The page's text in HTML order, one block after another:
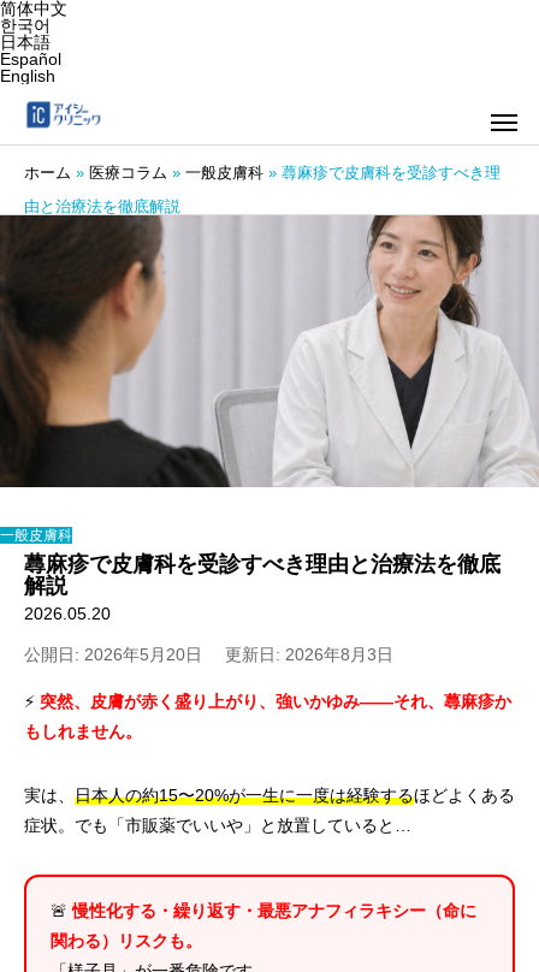
简体中文
한국어
日本語
Español
English
ホーム » 医療コラム » 一般皮膚科 » 蕁麻疹で皮膚科を受診すべき理
由と治療法を徹底解説
一般皮膚科
蕁麻疹で皮膚科を受診すべき理由と治療法を徹底
解説
2026.05.20
公開日: 2026年5月20日 更新日: 2026年8月3日
⚡ 突然、皮膚が赤く盛り上がり、強いかゆみ——それ、蕁麻疹か
もしれません。
実は、 日本人の約15〜20%が一生に一度は経験するほどよくある
症状。でも「市販薬でいいや」と放置していると…
🚨慢性化する・繰り返す・最悪アナフィラキシー（命に
関わる）リスクも。